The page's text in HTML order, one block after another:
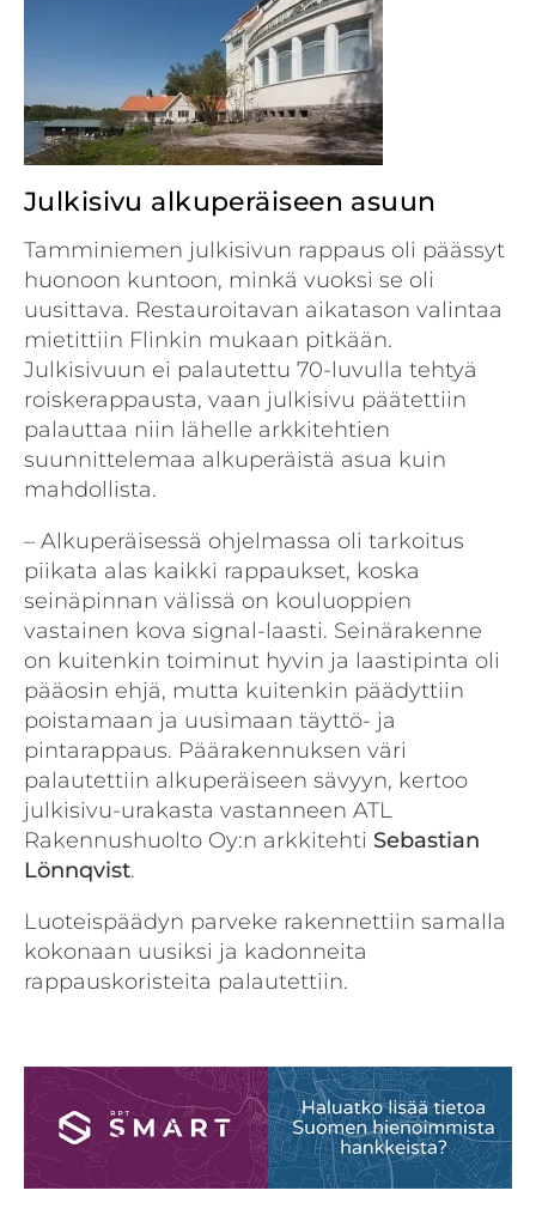
Julkisivu alkuperäiseen asuun
Tamminiemen julkisivun rappaus oli päässyt
huonoon kuntoon, minkä vuoksi se oli
uusittava. Restauroitavan aikatason valintaa
mietittiin Flinkin mukaan pitkään.
Julkisivuun ei palautettu 70-luvulla tehtyä
roiskerappausta, vaan julkisivu päätettiin
palauttaa niin lähelle arkkitehtien
suunnittelemaa alkuperäistä asua kuin
mahdollista.
– Alkuperäisessä ohjelmassa oli tarkoitus
piikata alas kaikki rappaukset, koska
seinäpinnan välissä on kouluoppien
vastainen kova signal-laasti. Seinärakenne
on kuitenkin toiminut hyvin ja laastipinta oli
pääosin ehjä, mutta kuitenkin päädyttiin
poistamaan ja uusimaan täyttö- ja
pintarappaus. Päärakennuksen väri
palautettiin alkuperäiseen sävyyn, kertoo
julkisivu-urakasta vastanneen ATL
Rakennushuolto Oy:n arkkitehti Sebastian
Lönnqvist.
Luoteispäädyn parveke rakennettiin samalla
kokonaan uusiksi ja kadonneita
rappauskoristeita palautettiin.